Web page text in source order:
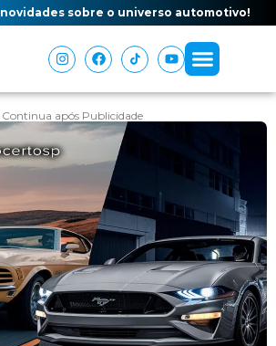
novidades sobre o universo automotivo!
Continua após Publicidade